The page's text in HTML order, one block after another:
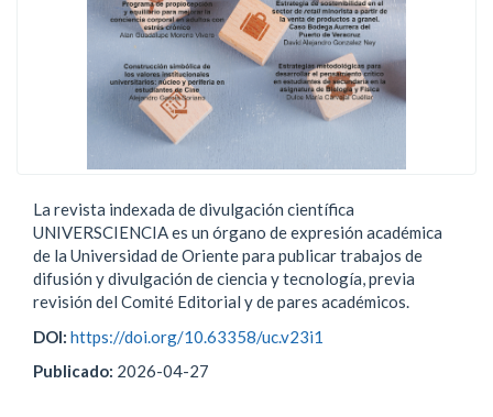
La revista indexada de divulgación científica
UNIVERSCIENCIA es un órgano de expresión académica
de la Universidad de Oriente para publicar trabajos de
difusión y divulgación de ciencia y tecnología, previa
revisión del Comité Editorial y de pares académicos.
DOI: https://doi.org/10.63358/uc.v23i1
Publicado: 2026-04-27